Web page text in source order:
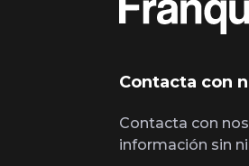
Contacta con
Contacta con
información sin